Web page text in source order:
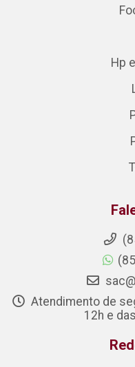
Hp
Atendimento de
12h e